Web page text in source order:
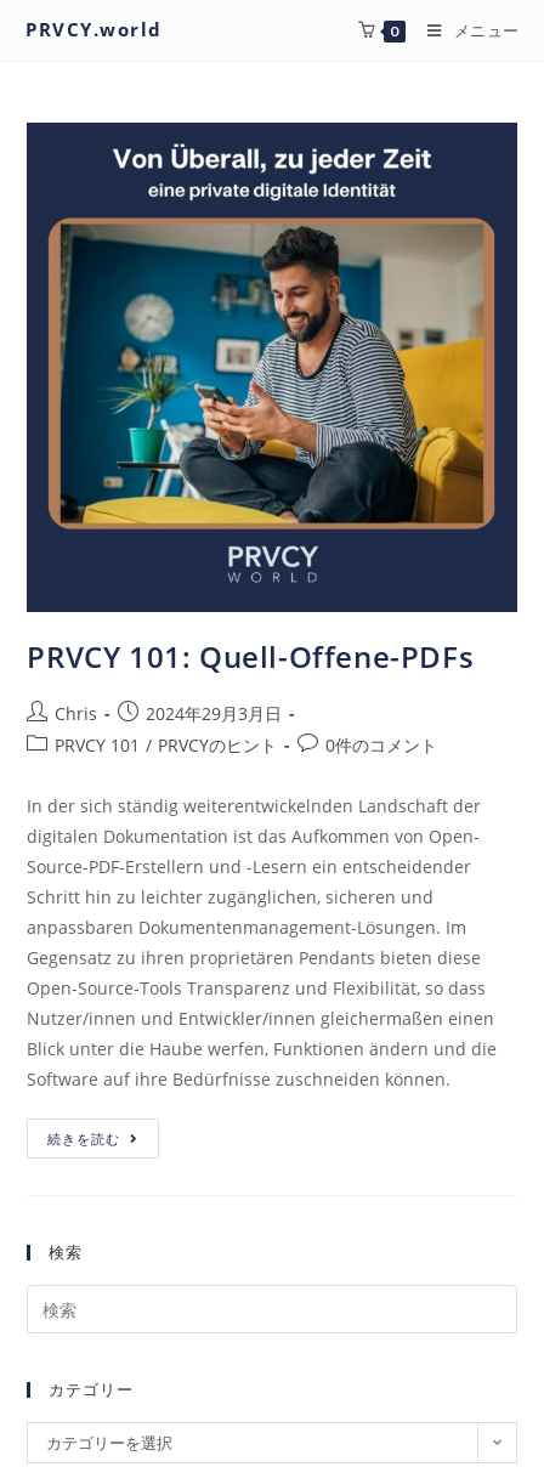
PRVCY.world 0 メニュー
PRVCY 101: Quell-Offene-PDFs
Chris
2024年29月3月日
PRVCY 101 / PRVCYのヒント 0件のコメント
In der sich ständig weiterentwickelnden Landschaft der
digitalen Dokumentation ist das Aufkommen von Open-
Source-PDF-Erstellern und -Lesern ein entscheidender
Schritt hin zu leichter zugänglichen, sicheren und
anpassbaren Dokumentenmanagement-Lösungen. Im
Gegensatz zu ihren proprietären Pendants bieten diese
Open-Source-Tools Transparenz und Flexibilität, so dass
Nutzer/innen und Entwickler/innen gleichermaßen einen
Blick unter die Haube werfen, Funktionen ändern und die
Software auf ihre Bedürfnisse zuschneiden können.
続きを読む
検索
カテゴリー
カテゴリーを選択